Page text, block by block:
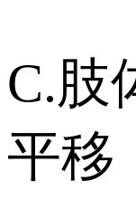
C.肢
平移